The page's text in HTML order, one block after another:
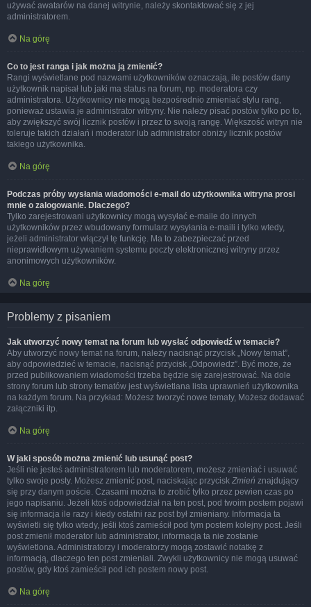
używać awatarów na danej witrynie, należy skontaktować się z jej
administratorem.
Na górę
Co to jest ranga i jak można ją zmienić?
Rangi wyświetlane pod nazwami użytkowników oznaczają, ile postów dany
użytkownik napisał lub jaki ma status na forum, np. moderatora czy
administratora. Użytkownicy nie mogą bezpośrednio zmieniać stylu rang,
ponieważ ustawia je administrator witryny. Nie należy pisać postów tylko po to,
aby zwiększyć swój licznik postów i przez to swoją rangę. Większość witryn nie
toleruje takich działań i moderator lub administrator obniży licznik postów
takiego użytkownika.
Na górę
Podczas próby wysłania wiadomości e-mail do użytkownika witryna prosi
mnie o zalogowanie. Dlaczego?
Tylko zarejestrowani użytkownicy mogą wysyłać e-maile do innych
użytkowników przez wbudowany formularz wysyłania e-maili i tylko wtedy,
jeżeli administrator włączył tę funkcję. Ma to zabezpieczać przed
nieprawidłowym używaniem systemu poczty elektronicznej witryny przez
anonimowych użytkowników.
Na górę
Problemy z pisaniem
Jak utworzyć nowy temat na forum lub wysłać odpowiedź w temacie?
Aby utworzyć nowy temat na forum, należy nacisnąć przycisk „Nowy temat”,
aby odpowiedzieć w temacie, nacisnąć przycisk „Odpowiedz”. Być może, że
przed publikowaniem wiadomości trzeba będzie się zarejestrować. Na dole
strony forum lub strony tematów jest wyświetlana lista uprawnień użytkownika
na każdym forum. Na przykład: Możesz tworzyć nowe tematy, Możesz dodawać
załączniki itp.
Na górę
W jaki sposób można zmienić lub usunąć post?
Jeśli nie jesteś administratorem lub moderatorem, możesz zmieniać i usuwać
tylko swoje posty. Możesz zmienić post, naciskając przycisk Zmień znajdujący
się przy danym poście. Czasami można to zrobić tylko przez pewien czas po
jego napisaniu. Jeżeli ktoś odpowiedział na ten post, pod twoim postem pojawi
się informacja ile razy i kiedy ostatni raz post był zmieniany. Informacja ta
wyświetli się tylko wtedy, jeśli ktoś zamieścił pod tym postem kolejny post. Jeśli
post zmienił moderator lub administrator, informacja ta nie zostanie
wyświetlona. Administratorzy i moderatorzy mogą zostawić notatkę z
informacją, dlaczego ten post zmieniali. Zwykli użytkownicy nie mogą usuwać
postów, gdy ktoś zamieścił pod ich postem nowy post.
Na górę